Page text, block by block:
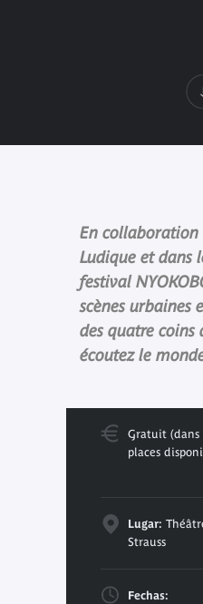
En collaboration
Ludique et dans
festival
scènes urbaines
des quatre coins
écoutez le
Gratuit
places
Lugar:
Strauss
Fechas: